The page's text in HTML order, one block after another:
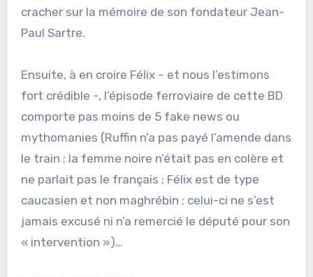
cracher sur la mémoire de son fondateur Jean-
Paul Sartre.
Ensuite, à en croire Félix – et nous l’estimons
fort crédible -, l’épisode ferroviaire de cette BD
comporte pas moins de 5 fake news ou
mythomanies (Ruffin n’a pas payé l’amende dans
le train ; la femme noire n’était pas en colère et
ne parlait pas le français ; Félix est de type
caucasien et non maghrébin ; celui-ci ne s’est
jamais excusé ni n’a remercié le député pour son
« intervention »)…